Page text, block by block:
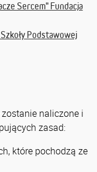
Sercem" Fundacja
Podstawowej
naliczone i
zasad:
które pochodzą ze